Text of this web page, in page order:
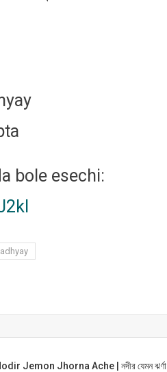
bole esechi:
Jemon Jhorna Ache | নদীর যেমন ঝর্ণা